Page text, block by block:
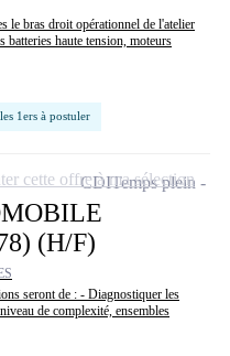
le bras droit opérationnel de l'atelier
haute tension, moteurs
1ers à postuler
(H/F)
seront de : - Diagnostiquer les
de complexité, ensembles
CDITemps plein
cette offre à ma sélection